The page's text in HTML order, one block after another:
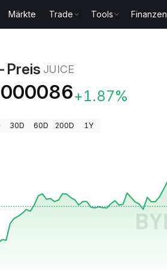
Märkte Trade Tools Finanzen
Preis JUICE
+1.87%
30D 60D 200D 1Y